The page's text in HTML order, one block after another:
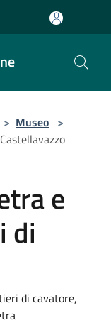
> Museo >
e
di
di cavatore,